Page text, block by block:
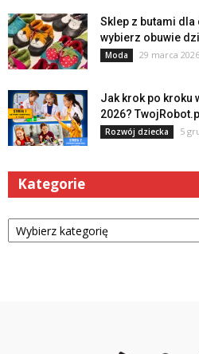
Sklep z butami
wybierz obuwie
Moda 29 marca 2026
Jak krok po kroku
2026?
Rozwój dziecka 5
Kategorie
Kategorie